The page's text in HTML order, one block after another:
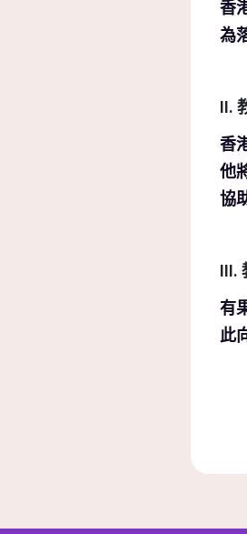
香
為
II.
香
他
協
III.
有
此